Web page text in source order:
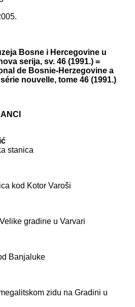
Bosne i Hercegovine u
serija, sv. 46 (1991.) =
de Bosnie-Herzegovine a
nouvelle, tome 46 (1991.)
stanica
kod Kotor Varoši
gradine u Varvari
Banjaluke
zidu na Gradini u